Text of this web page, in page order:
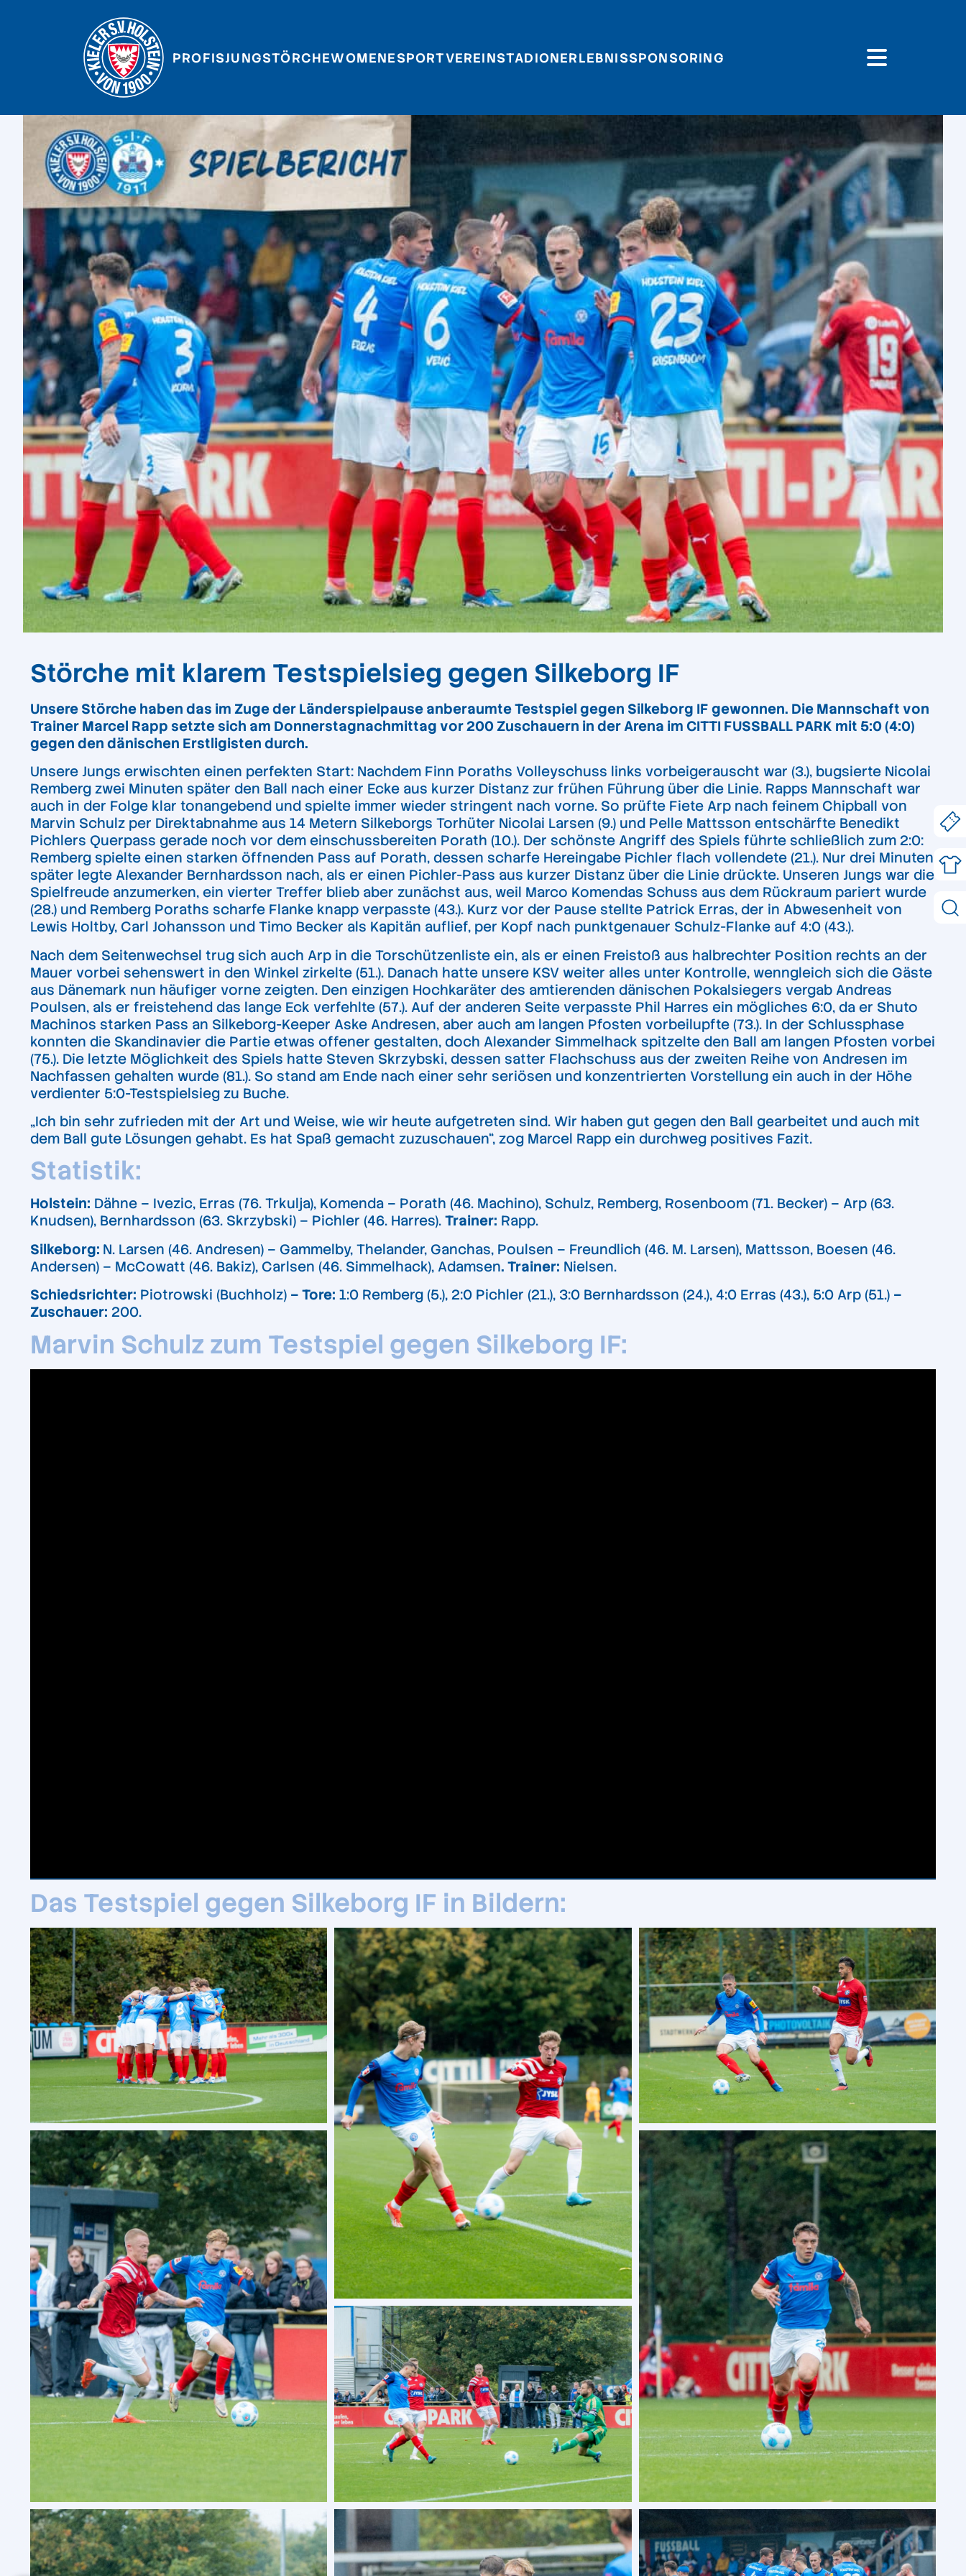
PROFISJUNGSTÖRCHEWOMENESPORTVEREINSTADIONERLEBNISSPONSORING
Störche mit klarem Testspielsieg gegen Silkeborg IF
Unsere Störche haben das im Zuge der Länderspielpause anberaumte Testspiel gegen Silkeborg IF gewonnen. Die Mannschaft von
Trainer Marcel Rapp setzte sich am Donnerstagnachmittag vor 200 Zuschauern in der Arena im CITTI FUSSBALL PARK mit 5:0 (4:0)
gegen den dänischen Erstligisten durch.
Unsere Jungs erwischten einen perfekten Start: Nachdem Finn Poraths Volleyschuss links vorbeigerauscht war (3.), bugsierte Nicolai
Remberg zwei Minuten später den Ball nach einer Ecke aus kurzer Distanz zur frühen Führung über die Linie. Rapps Mannschaft war
auch in der Folge klar tonangebend und spielte immer wieder stringent nach vorne. So prüfte Fiete Arp nach feinem Chipball von
Marvin Schulz per Direktabnahme aus 14 Metern Silkeborgs Torhüter Nicolai Larsen (9.) und Pelle Mattsson entschärfte Benedikt
Pichlers Querpass gerade noch vor dem einschussbereiten Porath (10.). Der schönste Angriff des Spiels führte schließlich zum 2:0:
Remberg spielte einen starken öffnenden Pass auf Porath, dessen scharfe Hereingabe Pichler flach vollendete (21.). Nur drei Minuten
später legte Alexander Bernhardsson nach, als er einen Pichler-Pass aus kurzer Distanz über die Linie drückte. Unseren Jungs war die
Spielfreude anzumerken, ein vierter Treffer blieb aber zunächst aus, weil Marco Komendas Schuss aus dem Rückraum pariert wurde
(28.) und Remberg Poraths scharfe Flanke knapp verpasste (43.). Kurz vor der Pause stellte Patrick Erras, der in Abwesenheit von
Lewis Holtby, Carl Johansson und Timo Becker als Kapitän auflief, per Kopf nach punktgenauer Schulz-Flanke auf 4:0 (43.).
Nach dem Seitenwechsel trug sich auch Arp in die Torschützenliste ein, als er einen Freistoß aus halbrechter Position rechts an der
Mauer vorbei sehenswert in den Winkel zirkelte (51.). Danach hatte unsere KSV weiter alles unter Kontrolle, wenngleich sich die Gäste
aus Dänemark nun häufiger vorne zeigten. Den einzigen Hochkaräter des amtierenden dänischen Pokalsiegers vergab Andreas
Poulsen, als er freistehend das lange Eck verfehlte (57.). Auf der anderen Seite verpasste Phil Harres ein mögliches 6:0, da er Shuto
Machinos starken Pass an Silkeborg-Keeper Aske Andresen, aber auch am langen Pfosten vorbeilupfte (73.). In der Schlussphase
konnten die Skandinavier die Partie etwas offener gestalten, doch Alexander Simmelhack spitzelte den Ball am langen Pfosten vorbei
(75.). Die letzte Möglichkeit des Spiels hatte Steven Skrzybski, dessen satter Flachschuss aus der zweiten Reihe von Andresen im
Nachfassen gehalten wurde (81.). So stand am Ende nach einer sehr seriösen und konzentrierten Vorstellung ein auch in der Höhe
verdienter 5:0-Testspielsieg zu Buche.
„Ich bin sehr zufrieden mit der Art und Weise, wie wir heute aufgetreten sind. Wir haben gut gegen den Ball gearbeitet und auch mit
dem Ball gute Lösungen gehabt. Es hat Spaß gemacht zuzuschauen“, zog Marcel Rapp ein durchweg positives Fazit.
Statistik:
Holstein: Dähne – Ivezic, Erras (76. Trkulja), Komenda – Porath (46. Machino), Schulz, Remberg, Rosenboom (71. Becker) – Arp (63.
Knudsen), Bernhardsson (63. Skrzybski) – Pichler (46. Harres). Trainer: Rapp.
Silkeborg: N. Larsen (46. Andresen) – Gammelby, Thelander, Ganchas, Poulsen – Freundlich (46. M. Larsen), Mattsson, Boesen (46.
Andersen) – McCowatt (46. Bakiz), Carlsen (46. Simmelhack), Adamsen. Trainer: Nielsen.
Schiedsrichter: Piotrowski (Buchholz) – Tore: 1:0 Remberg (5.), 2:0 Pichler (21.), 3:0 Bernhardsson (24.), 4:0 Erras (43.), 5:0 Arp (51.) –
Zuschauer: 200.
Marvin Schulz zum Testspiel gegen Silkeborg IF:
Das Testspiel gegen Silkeborg IF in Bildern: